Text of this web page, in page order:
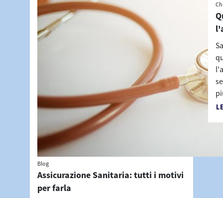
Blog
Assicurazione Sanitaria: tutti i motivi
per farla